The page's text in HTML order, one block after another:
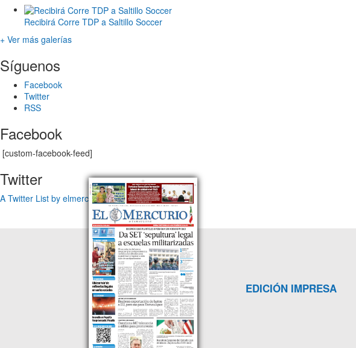
Recibirá Corre TDP a Saltillo Soccer
+ Ver más galerías
Síguenos
Facebook
Twitter
RSS
Facebook
[custom-facebook-feed]
Twitter
A Twitter List by elmercuriotam
EDICIÓN IMPRESA